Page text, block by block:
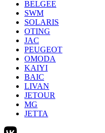
BELGEE
SWM
SOLARIS
OTING
JAC
PEUGEOT
OMODA
KAIYI
BAIC
LIVAN
JETOUR
MG
JETTA